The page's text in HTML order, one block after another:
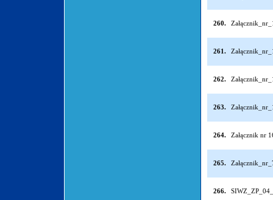
260.
261.
262.
263.
264. Załącznik nr
265.
266.